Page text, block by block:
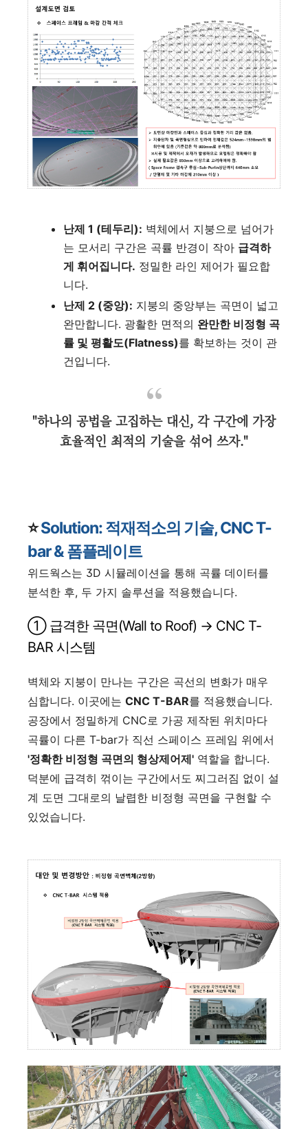
난제 1 (테두리): 벽체에서 지붕으로 넘어가
는 모서리 구간은 곡률 반경이 작아 급격하
게 휘어집니다. 정밀한 라인 제어가 필요합
니다.
난제 2 (중앙): 지붕의 중앙부는 곡면이 넓고
완만합니다. 광활한 면적의 완만한 비정형 곡
률 및 평활도(Flatness)를 확보하는 것이 관
건입니다.
"하나의 공법을 고집하는 대신, 각 구간에 가장
효율적인 최적의 기술을 섞어 쓰자."
⭐️Solution: 적재적소의 기술, CNC T-
bar & 폼플레이트
위드웍스는 3D 시뮬레이션을 통해 곡률 데이터를
분석한 후, 두 가지 솔루션을 적용했습니다.
① 급격한 곡면(Wall to Roof) → CNC T-
BAR 시스템
벽체와 지붕이 만나는 구간은 곡선의 변화가 매우
심합니다. 이곳에는 CNC T-BAR를 적용했습니다.
공장에서 정밀하게 CNC로 가공 제작된 위치마다
곡률이 다른 T-bar가 직선 스페이스 프레임 위에서
'정확한 비정형 곡면의 형상제어제' 역할을 합니다.
덕분에 급격히 꺾이는 구간에서도 찌그러짐 없이 설
계 도면 그대로의 날렵한 비정형 곡면을 구현할 수
있었습니다.